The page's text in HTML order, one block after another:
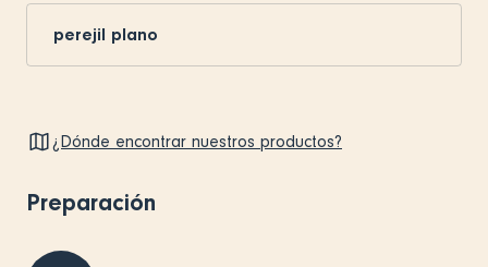
perejil plano
¿Dónde encontrar nuestros productos?
Preparación